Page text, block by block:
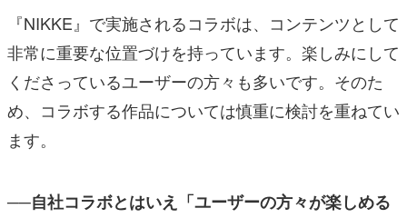
『NIKKE』で実施されるコラボは、コンテンツとして
非常に重要な位置づけを持っています。楽しみにして
くださっているユーザーの方々も多いです。そのた
め、コラボする作品については慎重に検討を重ねてい
ます。
──自社コラボとはいえ「ユーザーの方々が楽しめる